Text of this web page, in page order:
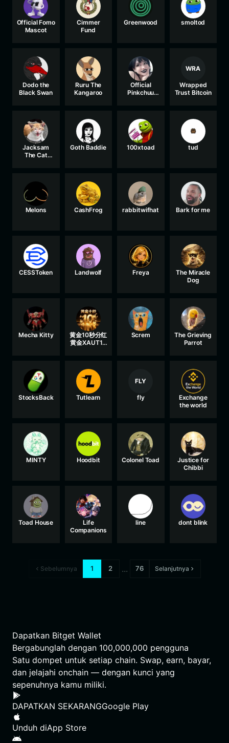
Official Fomo
Mascot
Cimmer
Fund
Greenwood smoltod
Dodo the
Black Swan
Ruru The
Kangaroo
Official
Pinkchuu
WRA
Wrapped
Trust Bitcoin
Jacksam
The Cat
Goth Baddie 100xtoad tud
Melons CashFrog rabbitwifhat Bark for me
CESSToken Landwolf Freya
The Miracle
Dog
Mecha Kitty
黄金10秒分红
黄金XAUT10
Screm
The Grieving
Parrot
StocksBack Tutlearn
FLY
fly
Exchange
the world
MINTY Hoodbit Colonel Toad
Justice for
Chibbi
Toad House
Life
Companions
line dont blink
Sebelumnya 1 2 ... 76 Selanjutnya
Dapatkan Bitget Wallet
Bergabunglah dengan 100,000,000 pengguna
Satu dompet untuk setiap chain. Swap, earn, bayar,
dan jelajahi onchain — dengan kunci yang
sepenuhnya kamu miliki.
DAPATKAN SEKARANGGoogle Play
Unduh diApp Store